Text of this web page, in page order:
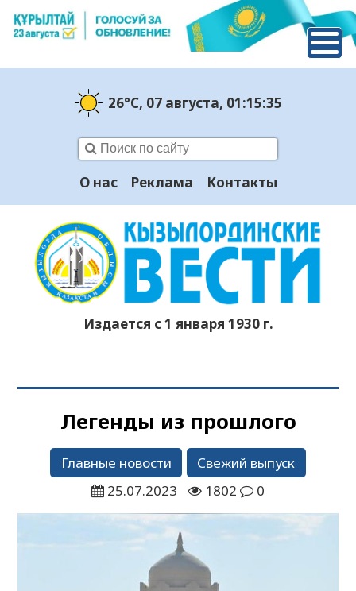
26°C, 07 августа, 01:15:37
О нас Реклама Контакты
Издается с 1 января 1930 г.
Легенды из прошлого
Главные новости
Свежий выпуск
25.07.2023
1802 0